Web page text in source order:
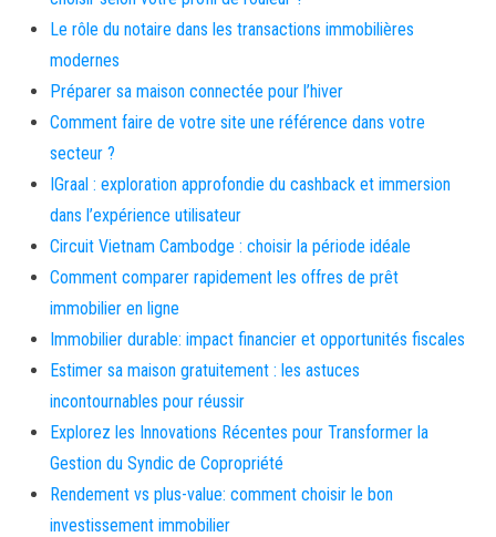
Le rôle du notaire dans les transactions immobilières
modernes
Préparer sa maison connectée pour l’hiver
Comment faire de votre site une référence dans votre
secteur ?
IGraal : exploration approfondie du cashback et immersion
dans l’expérience utilisateur
Circuit Vietnam Cambodge : choisir la période idéale
Comment comparer rapidement les offres de prêt
immobilier en ligne
Immobilier durable: impact financier et opportunités fiscales
Estimer sa maison gratuitement : les astuces
incontournables pour réussir
Explorez les Innovations Récentes pour Transformer la
Gestion du Syndic de Copropriété
Rendement vs plus-value: comment choisir le bon
investissement immobilier